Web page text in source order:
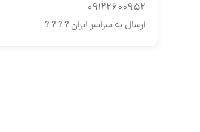
09122600952
ارسال به سراسر ایران ? ? ? ?